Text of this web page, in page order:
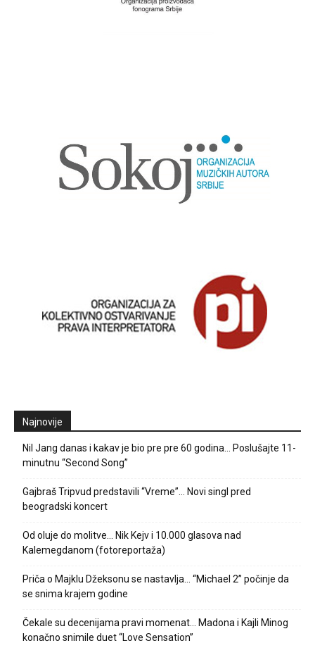
Najnovije
Nil Jang danas i kakav je bio pre pre 60 godina… Poslušajte 11-
minutnu “Second Song”
Gajbraš Tripvud predstavili “Vreme”… Novi singl pred
beogradski koncert
Od oluje do molitve… Nik Kejv i 10.000 glasova nad
Kalemegdanom (fotoreportaža)
Priča o Majklu Džeksonu se nastavlja… “Michael 2” počinje da
se snima krajem godine
Čekale su decenijama pravi momenat… Madona i Kajli Minog
konačno snimile duet “Love Sensation”